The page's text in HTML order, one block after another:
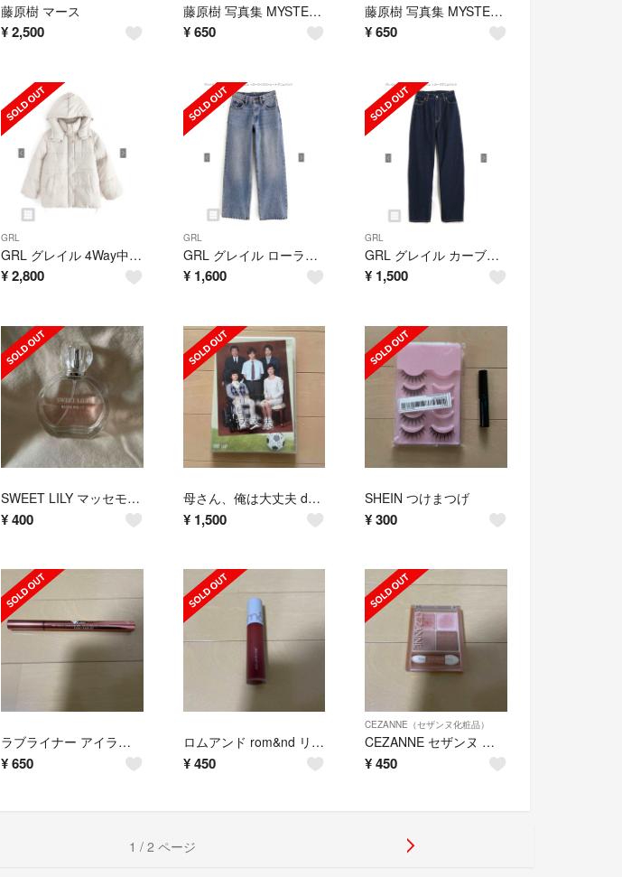
藤原樹 マース
¥2,500
藤原樹 写真集 MYSTERIOUS
¥ 650
藤原樹 写真集 MYSTERIOUS ポストカード付き
¥650
GRL
GRL グレイル 4Way中綿ダウンジャケット
¥2,800
GRL
GRL グレイル ローライズストレートデニムパンツ ブルー
¥ 1,600
GRL
GRL グレイル カーブデニムパンツ インディゴ 最終価格
¥ 1,500
SWEET LILY マッセモリー スウィートリリーの香り 香水
¥400
母さん、俺は大丈夫 dvd 山田涼介
¥ 1,500
SHEIN つけまつげ
¥300
ラブライナー アイライナー ブラック
¥650
ロムアンド rom&nd リップ
¥ 450
CEZANNE（セザンヌ化粧品）
CEZANNE セザンヌ アイシャドウ 最終価格
¥450
1 / 2 ページ